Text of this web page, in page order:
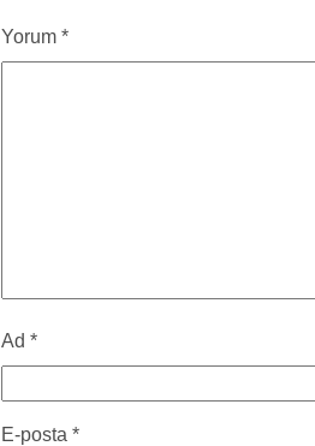
Yorum *
Ad *
E-posta *